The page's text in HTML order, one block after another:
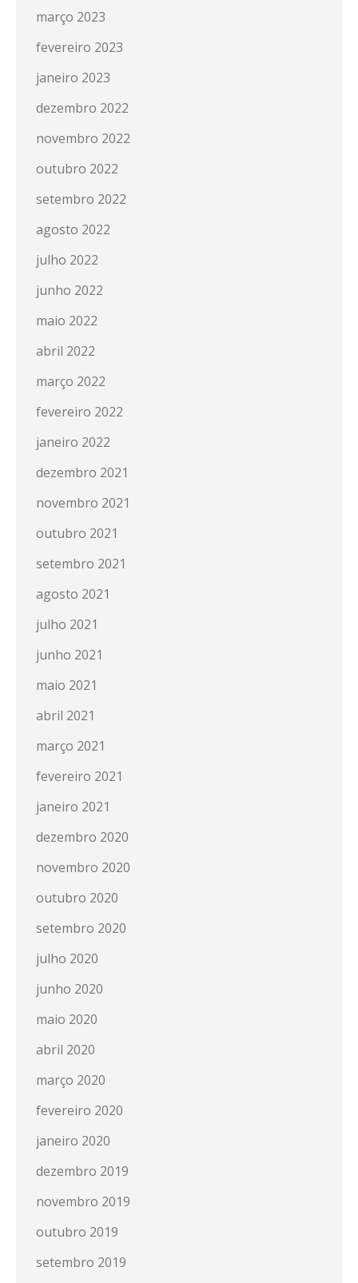
março 2023
fevereiro 2023
janeiro 2023
dezembro 2022
novembro 2022
outubro 2022
setembro 2022
agosto 2022
julho 2022
junho 2022
maio 2022
abril 2022
março 2022
fevereiro 2022
janeiro 2022
dezembro 2021
novembro 2021
outubro 2021
setembro 2021
agosto 2021
julho 2021
junho 2021
maio 2021
abril 2021
março 2021
fevereiro 2021
janeiro 2021
dezembro 2020
novembro 2020
outubro 2020
setembro 2020
julho 2020
junho 2020
maio 2020
abril 2020
março 2020
fevereiro 2020
janeiro 2020
dezembro 2019
novembro 2019
outubro 2019
setembro 2019